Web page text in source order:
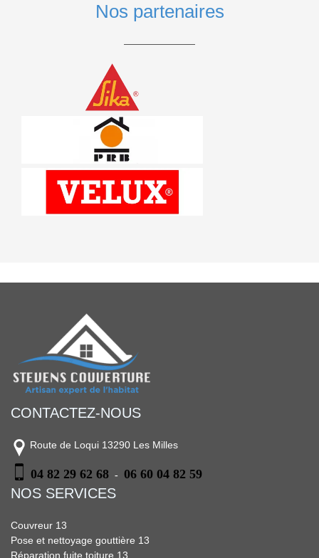
Nos partenaires
CONTACTEZ-NOUS
Route de Loqui 13290 Les Milles
04 82 29 62 68 - 06 60 04 82 59
NOS SERVICES
Couvreur 13
Pose et nettoyage gouttière 13
Réparation fuite toiture 13